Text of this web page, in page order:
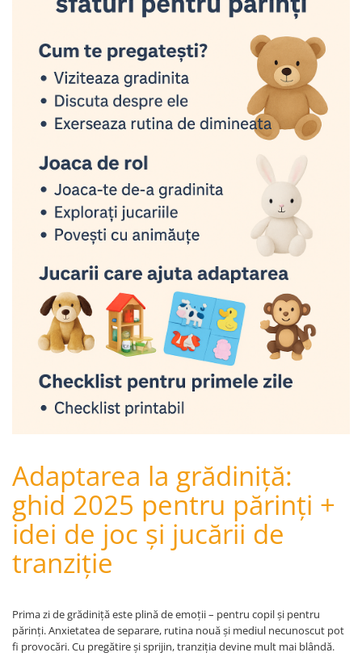
3–4 ani
Jucarii sub 59 lei
Busy Book & Carti Interactive
Carti de Colorat & Activitati
Carti cu Apa & Reutilizabile
Balansoare & Covorase de Joaca
Carusele & Jucarii pentru Patut
Corturi & Spatii de Joaca
Depozitare & Organizare Jucarii
Masinute Electrice
Role si Skateboard
Trotinete & Triciclete pentru Copii
Joaca de Vara & Apa
Colaci & Saltele Gonflabile
Jucarii pentru Plaja
Joaca in Aer Liber
Toate Jucariile pentru Copii
Jucarii Educative & Invatare
Jucarii pentru Bebe (0–2 ani)
Jocuri de Constructie & Asamblare
Adaptarea la grădiniță:
ghid 2025 pentru părinți +
idei de joc și jucării de
tranziție
Prima zi de grădiniță este plină de emoții – pentru copil și pentru
părinți. Anxietatea de separare, rutina nouă și mediul necunoscut pot
fi provocări. Cu pregătire și sprijin, tranziția devine mult mai blândă.